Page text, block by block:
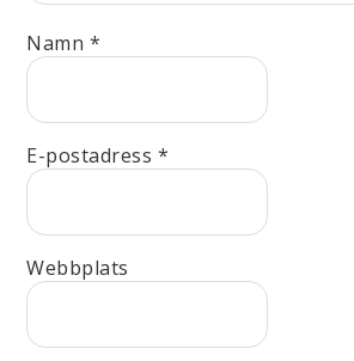
Namn *
E-postadress *
Webbplats